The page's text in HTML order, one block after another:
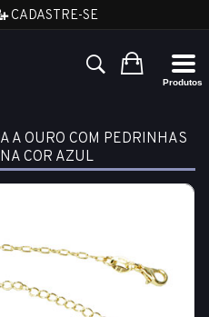
CADASTRE-SE
A OURO COM PEDRINHAS
COR AZUL